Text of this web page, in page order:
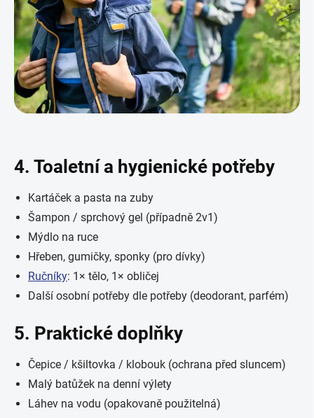
4. Toaletní a hygienické potřeby
Kartáček a pasta na zuby
Šampon / sprchový gel (případně 2v1)
Mýdlo na ruce
Hřeben, gumičky, sponky (pro dívky)
Ručníky: 1× tělo, 1× obličej
Další osobní potřeby dle potřeby (deodorant, parfém)
5. Praktické doplňky
Čepice / kšiltovka / klobouk (ochrana před sluncem)
Malý batůžek na denní výlety
Láhev na vodu (opakovaně použitelná)